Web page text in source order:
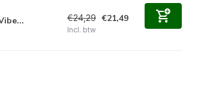
€24,29 €21,49
Incl. btw